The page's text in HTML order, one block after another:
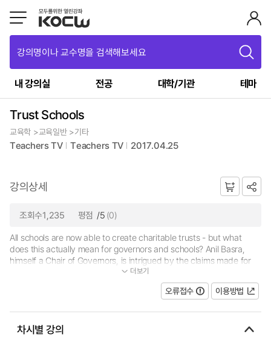
강의명이나 교수명을 검색해보세요
내 강의실 전공 대학/기관 테마
Trust Schools
교육학 >교육일반 >기타
Teachers TV Teachers TV 2017.04.25
강의상세
조회수1,235 평점 /5 (0)
All schools are now able to create charitable trusts - but what
does this actually mean for governors and schools? Anil Basra,
himself a Chair of Governors, is intrigued by the claims made for
trust schools. There's a lot at stake - control of admissions, empl...
더보기
오류접수 이용방법
차시별 강의